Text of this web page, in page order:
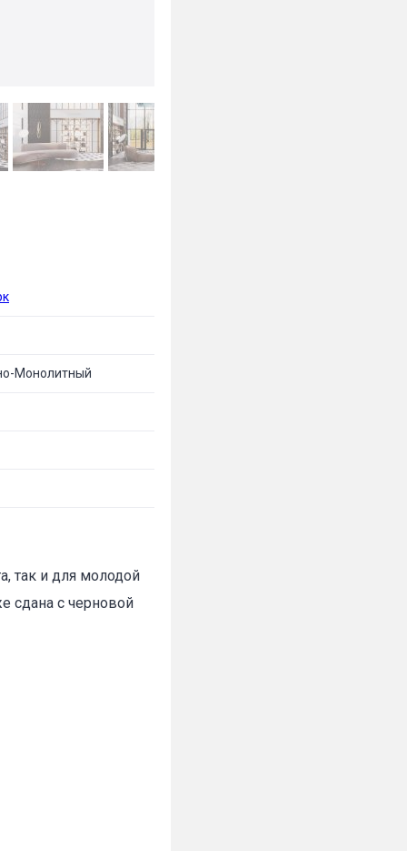
Монолитный
так и для молодой
сдана с черновой